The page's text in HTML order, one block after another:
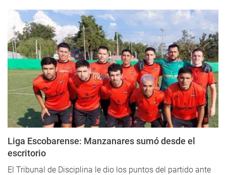
Liga Escobarense: Manzanares sumó desde el
escritorio
El Tribunal de Disciplina le dio los puntos del partido ante